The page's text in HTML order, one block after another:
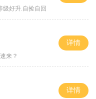
级好升.自捡自回
来？
详情
详情